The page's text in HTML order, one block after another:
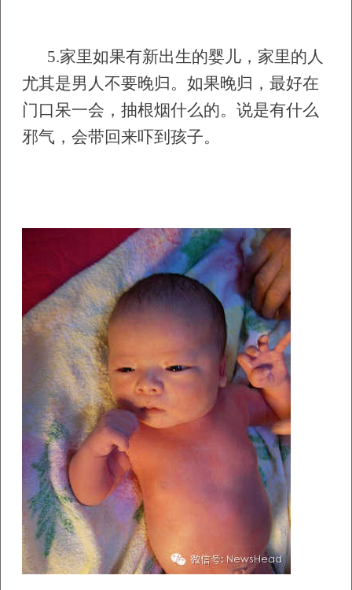
5.家里如果有新出生的婴儿，家里的人
尤其是男人不要晚归。如果晚归，最好在
门口呆一会，抽根烟什么的。说是有什么
邪气，会带回来吓到孩子。